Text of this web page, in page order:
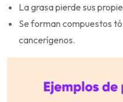
La grasa pierde sus
Se forman compuestos
cancerígenos.